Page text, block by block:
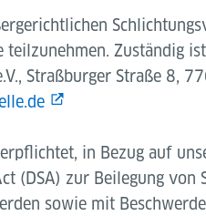
teilzunehmen. Zuständig
Straßburger Straße 8,
in Bezug auf
(DSA) zur Beilegung
sowie mit